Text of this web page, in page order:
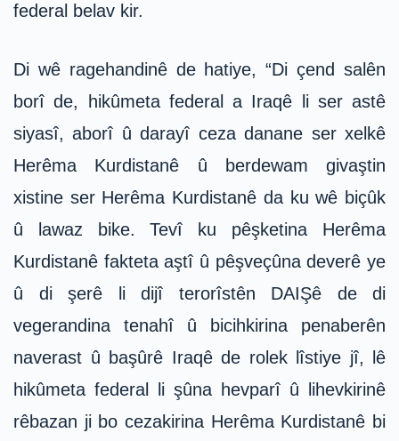
federal belav kir.
Di wê ragehandinê de hatiye, “Di çend salên
borî de, hikûmeta federal a Iraqê li ser astê
siyasî, aborî û darayî ceza danane ser xelkê
Herêma Kurdistanê û berdewam givaştin
xistine ser Herêma Kurdistanê da ku wê biçûk
û lawaz bike. Tevî ku pêşketina Herêma
Kurdistanê fakteta aştî û pêşveçûna deverê ye
û di şerê li dijî terorîstên DAIŞê de di
vegerandina tenahî û bicihkirina penaberên
naverast û başûrê Iraqê de rolek lîstiye jî, lê
hikûmeta federal li şûna hevparî û lihevkirinê
rêbazan ji bo cezakirina Herêma Kurdistanê bi